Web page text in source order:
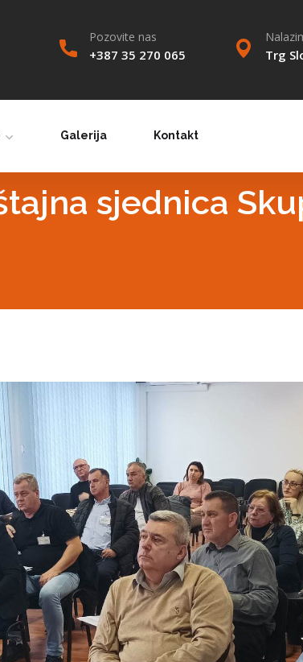
Pozovite nas
+387 35 270 065 Trg
Galerija Kontakt
sjednica